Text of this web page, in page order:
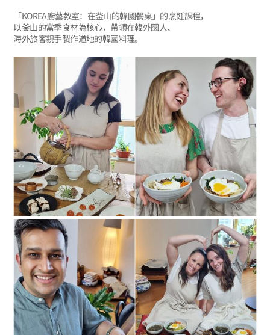
「KOREA廚藝教室：在釜山的韓國餐桌」的烹飪課程，
以釜山的當季食材為核心，帶領在韓外國人、
海外旅客親手製作道地的韓國料理。